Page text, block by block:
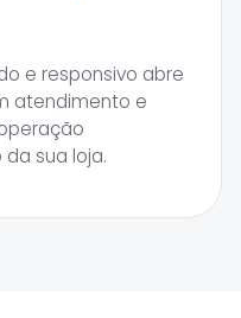
e responsivo abre
atendimento e
sua loja.